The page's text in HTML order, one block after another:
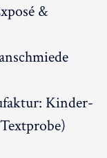
&
Kinder-